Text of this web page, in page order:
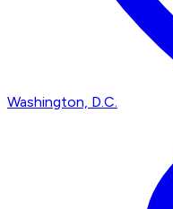
Washington, D.C.